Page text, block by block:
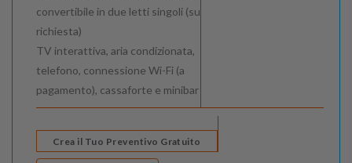
convertibile in due letti singoli (su
richiesta)
TV interattiva, aria condizionata,
telefono, connessione Wi-Fi (a
pagamento), cassaforte e minibar
Crea il Tuo Preventivo Gratuito